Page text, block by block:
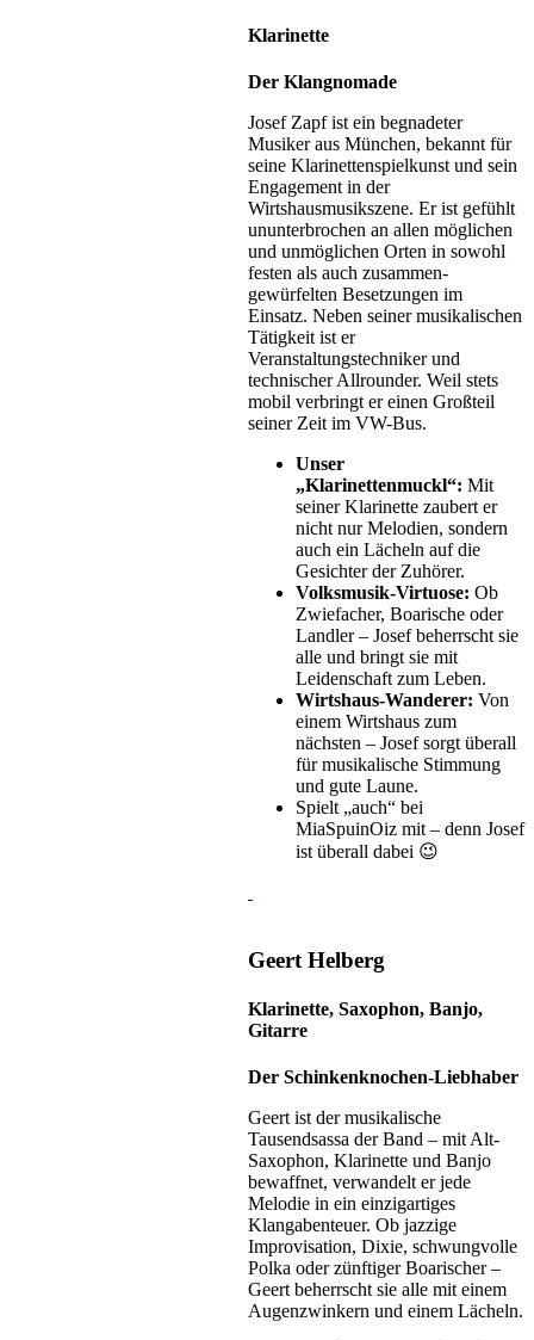
Klarinette
Der Klangnomade
Josef Zapf ist ein begnadeter
Musiker aus München, bekannt für
seine Klarinettenspielkunst und sein
Engagement in der
Wirtshausmusikszene. Er ist gefühlt
ununterbrochen an allen möglichen
und unmöglichen Orten in sowohl
festen als auch zusammen­
gewürfelten Besetzungen im
Einsatz. Neben seiner musikalischen
Tätigkeit ist er
Veranstaltungstechniker und
technischer Allrounder. Weil stets
mobil verbringt er einen Großteil
seiner Zeit im VW-Bus.
Unser
„Klarinettenmuckl“: Mit
seiner Klarinette zaubert er
nicht nur Melodien, sondern
auch ein Lächeln auf die
Gesichter der Zuhörer.
Volksmusik-Virtuose: Ob
Zwiefacher, Boarische oder
Landler – Josef beherrscht sie
alle und bringt sie mit
Leidenschaft zum Leben.
Wirtshaus-Wanderer: Von
einem Wirtshaus zum
nächsten – Josef sorgt überall
für musikalische Stimmung
und gute Laune.
Spielt „auch“ bei
MiaSpuinOiz mit – denn Josef
ist überall dabei 😉
Geert Helberg
Klarinette, Saxophon, Banjo,
Gitarre
Der Schinkenknochen-Liebhaber
Geert ist der musikalische
Tausendsassa der Band – mit Alt-
Saxophon, Klarinette und Banjo
bewaffnet, verwandelt er jede
Melodie in ein einzigartiges
Klangabenteuer. Ob jazzige
Improvisation, Dixie, schwungvolle
Polka oder zünftiger Boarischer –
Geert beherrscht sie alle mit einem
Augenzwinkern und einem Lächeln.